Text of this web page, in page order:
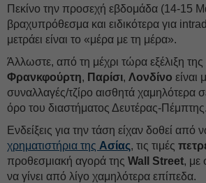
Πεκίνο την προσεχή εβδομάδα (14-15
βραχυπρόθεσμα και ειδικότερα για
μετράει είναι το «μέρα με τη μέρα».
Άλλωστε, από τη μέχρι τώρα εξέλιξη
Φρανκφούρτη, Παρίσι, Λονδίνο είναι
συναλλαγές/τζίρο αισθητά χαμηλότερα
όρο του διαστήματος Δευτέρας-Πέμπτης.
Ενδείξεις για την τάση είχαν δοθεί από
χρηματιστήρια της Ασίας, τις τιμές
προθεσμιακή αγορά της Wall Street, με
να γίνει από λίγο χαμηλότερα επίπεδα.